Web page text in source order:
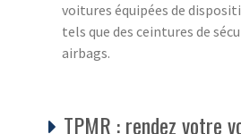
voitures équipées de
tels que des ceintures de
airbags.
TPMR : rendez votre